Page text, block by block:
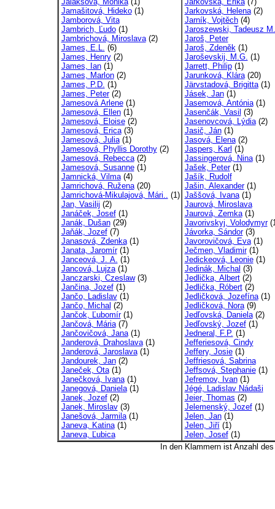
Jamašitová, Hideko(1)
Jamborová, Vita
Jambrich, Ľudo(1)
Jambrichová, Miroslava(2)
James, E.L. (6)
James, Henry(2)
James, Ian(1)
James, Marlon(2)
James, P.D. (1)
James, Peter(2)
Jamesová Arlene(1)
Jamesová, Ellen(1)
Jamesová, Eloise(2)
Jamesová, Erica(3)
Jamesová, Julia(1)
Jamesová, Phyllis Dorothy(2)
Jamesová, Rebecca(2)
Jamesová, Susanne(1)
Jamnická, Vilma(4)
Jamrichová, Ružena(20)
Jamrichová-Mikulajová, Mári.. (1)
Jan, Vasilij (2)
Janáček, Josef(1)
Janák, Dušan(29)
Jaňák, Jozef(7)
Janasová, Zdenka(1)
Janata, Jaromír(1)
Janceová, J. A. (1)
Jancová, Lujza(1)
Janczarski, Czeslaw(3)
Jančina, Jozef(1)
Jančo, Ladislav(1)
Jančo, Michal (2)
Jančok, Ľubomír(1)
Jančová, Mária(7)
Jančovičová, Jana(1)
Janderová, Drahoslava(1)
Janderová, Jaroslava(1)
Jandourek, Jan(2)
Janeček, Ota(1)
Janečková, Ivana(1)
Janegová, Daniela(1)
Janek, Jozef(2)
Janek, Miroslav(3)
Janešová, Jarmila(1)
Janeva, Katina(1)
Janeva, Ľubica
Jarkovská, Helena(2)
Jarník, Vojtěch(4)
Jaroszewski, Tadeusz M.
Jaroš, Peter
Jaroš, Zdeněk(1)
Jaroševskij, M.G. (1)
Jarrett, Philip(1)
Jarunková, Klára(20)
Järvstadová, Brigitta(1)
Jásek, Jan(1)
Jasemová, Antónia(1)
Jasenčák, Vasil (3)
Jasenovcová, Lýdia(2)
Jasič, Ján(1)
Jasová, Elena(2)
Jaspers, Karl (1)
Jassingerová, Nina(1)
Jašek, Peter(1)
Jašík, Rudolf
Jašin, Alexander(1)
Jaššová, Ivana(1)
Jaurová, Miroslava
Jaurová, Zemka(1)
Javorivskyj, Volodymyr
Jávorka, Sándor(3)
Javorovičová, Eva(1)
Ječmen, Vladimir(1)
Jedickeová, Leonie(1)
Jedinák, Michal (3)
Jedlička, Albert(2)
Jedlička, Róbert(2)
Jedličková, Jozefína(1)
Jedličková, Nora(9)
Jedľovská, Daniela(2)
Jedľovský, Jozef(1)
Jedneral, F.P. (1)
Jefferiesová, Cindy
Jeffery, Josie(1)
Jeffriesová, Sabrina
Jeffsová, Stephanie(1)
Jefremov, Ivan(1)
Jégé, Ladislav Nádaši
Jeier, Thomas (2)
Jelemenský, Jozef(1)
Jelen, Jan(1)
Jelen, Jiří(1)
Jelen, Josef(1)
In den Klammern ist Anzahl